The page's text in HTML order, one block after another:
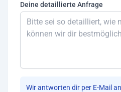
Deine detaillierte Anfrage
Wir antworten dir per E-Mail